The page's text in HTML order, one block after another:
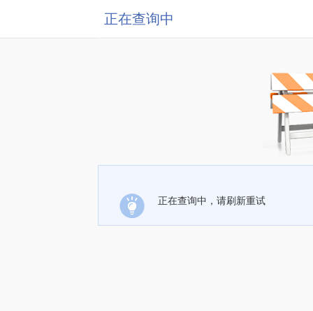
正在查询中
正在查询中，请刷新重试